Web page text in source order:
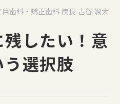
歯科・矯正歯科 院長 古谷 颯大
したい！意
選択肢